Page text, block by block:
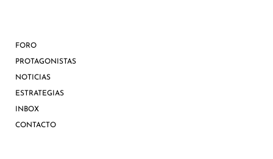
FORO
PROTAGONISTAS
NOTICIAS
ESTRATEGIAS
INBOX
CONTACTO